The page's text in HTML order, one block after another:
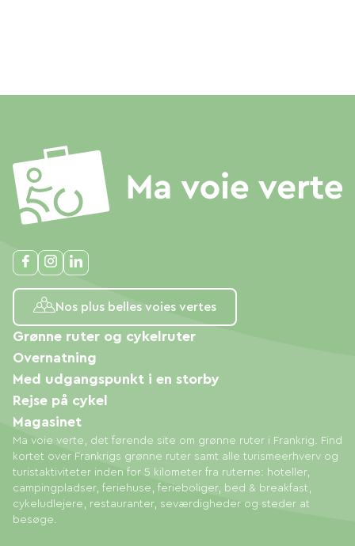
Nos plus belles voies vertes
Ma voie verte, det førende site om grønne ruter i Frankrig. Find
kortet over Frankrigs grønne ruter samt alle turismeerhverv og
turistaktiviteter inden for 5 kilometer fra ruterne: hoteller,
campingpladser, feriehuse, ferieboliger, bed & breakfast,
cykeludlejere, restauranter, seværdigheder og steder at
besøge.
Grønne ruter og cykelruter
Overnatning
Med udgangspunkt i en storby
Rejse på cykel
Magasinet